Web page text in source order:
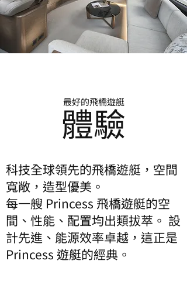
體驗
最好的飛橋遊艇
科技全球領先的飛橋遊艇，空間
寬敞，造型優美。
每一艘 Princess 飛橋遊艇的空
間、性能、配置均出類拔萃。 設
計先進、能源效率卓越，這正是
Princess 遊艇的經典。